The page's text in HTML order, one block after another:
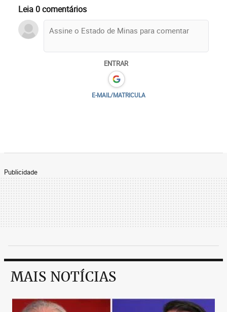
Leia 0 comentários
ENTRAR
E-MAIL/MATRICULA
Publicidade
MAIS NOTÍCIAS